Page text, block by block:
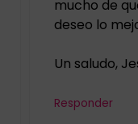
mucho de
deseo lo
Un saludo,
Responder